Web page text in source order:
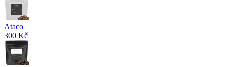
Ataco
300 Kč